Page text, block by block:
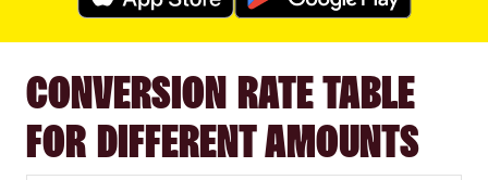
CONVERSION RATE TABLE
FOR DIFFERENT AMOUNTS